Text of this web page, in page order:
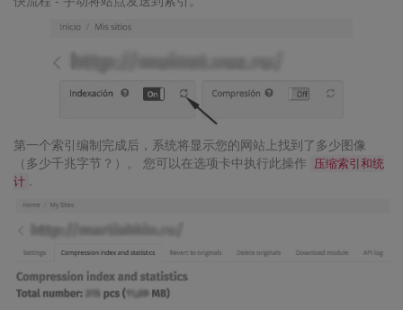
第一个索引编制完成后，系统将显示您的网站上找到了多少图像
（多少千兆字节？）。 您可以在选项卡中执行此操作
压缩索引和统
计 .